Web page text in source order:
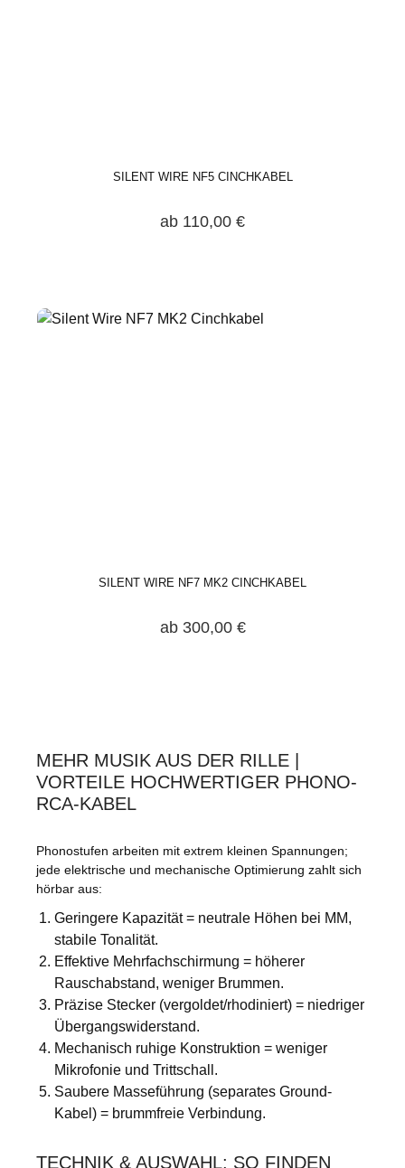
SILENT WIRE NF5 CINCHKABEL
ab 110,00 €
SILENT WIRE NF7 MK2 CINCHKABEL
ab 300,00 €
MEHR MUSIK AUS DER RILLE |
VORTEILE HOCHWERTIGER PHONO-
RCA-KABEL
Phonostufen arbeiten mit extrem kleinen Spannungen;
jede elektrische und mechanische Optimierung zahlt sich
hörbar aus:
Geringere Kapazität = neutrale Höhen bei MM,
stabile Tonalität.
Effektive Mehrfachschirmung = höherer
Rauschabstand, weniger Brummen.
Präzise Stecker (vergoldet/rhodiniert) = niedriger
Übergangswiderstand.
Mechanisch ruhige Konstruktion = weniger
Mikrofonie und Trittschall.
Saubere Masseführung (separates Ground-
Kabel) = brummfreie Verbindung.
TECHNIK & AUSWAHL: SO FINDEN